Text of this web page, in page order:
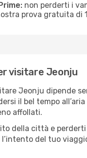
non perderti i
prova gratuita di
visitare Jeonju
Jeonju dipende
il bel tempo
affollati.
della città e
del tuo